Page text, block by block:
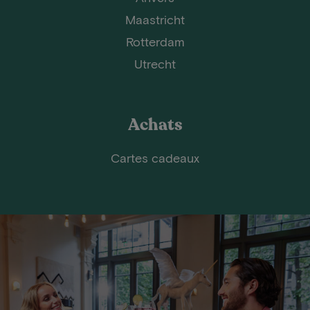
Maastricht
Rotterdam
Utrecht
Achats
Cartes cadeaux